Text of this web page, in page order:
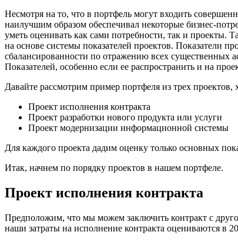
Несмотря на то, что в портфель могут входить
наилучшим образом обеспечивал некоторые бизнес-
уметь оценивать как сами потребности, так и проекты.
на основе системы показателей проектов. Показатели
сбалансированности по отражению всех существенных
Показателей, особенно если ее распространить и на
Давайте рассмотрим пример портфеля из трех
Проект исполнения контракта
Проект разработки нового продукта или услуги
Проект модернизации информационной системы
Для каждого проекта дадим оценку только основных
Итак, начнем по порядку проектов в нашем портфеле.
Проект исполнения контракта
Предположим, что мы можем заключить контракт с
наши затраты на исполнение контракта оцениваются в